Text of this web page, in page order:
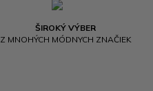
ŠIROKÝ VÝBER
Z MNOHÝCH MÓDNYCH ZNAČIEK